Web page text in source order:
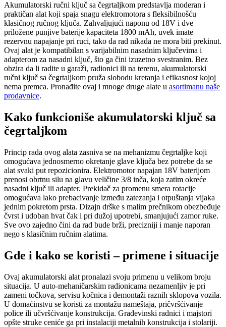
Akumulatorski ručni ključ sa čegrtaljkom predstavlja moderan i
praktičan alat koji spaja snagu elektromotora s fleksibilnošću
klasičnog ručnog ključa. Zahvaljujući naponu od 18V i dve
priložene punjive baterije kapaciteta 1800 mAh, uvek imate
rezervnu napajanje pri ruci, tako da rad nikada ne mora biti prekinut.
Ovaj alat je kompatibilan s varijabilnim nasadnim ključevima i
adapterom za nasadni ključ, što ga čini izuzetno svestranim. Bez
obzira da li radite u garaži, radionici ili na terenu, akumulatorski
ručni ključ sa čegrtaljkom pruža slobodu kretanja i efikasnost kojoj
nema premca. Pronađite ovaj i mnoge druge alate u asortimanu naše
prodavnice.
Kako funkcioniše akumulatorski ključ sa
čegrtaljkom
Princip rada ovog alata zasniva se na mehanizmu čegrtaljke koji
omogućava jednosmerno okretanje glave ključa bez potrebe da se
alat svaki put repozicionira. Elektromotor napajan 18V baterijom
prenosi obrtnu silu na glavu veličine 3/8 inča, koja zatim okreće
nasadni ključ ili adapter. Prekidač za promenu smera rotacije
omogućava lako prebacivanje između zatezanja i otpuštanja vijaka
jednim pokretom prsta. Dizajn drške s malim prečnikom obezbeđuje
čvrst i udoban hvat čak i pri dužoj upotrebi, smanjujući zamor ruke.
Sve ovo zajedno čini da rad bude brži, precizniji i manje naporan
nego s klasičnim ručnim alatima.
Gde i kako se koristi – primene i situacije
Ovaj akumulatorski alat pronalazi svoju primenu u velikom broju
situacija. U auto-mehaničarskim radionicama nezamenljiv je pri
zameni točkova, servisu kočnica i demontaži raznih sklopova vozila.
U domaćinstvu se koristi za montažu nameštaja, pričvršćivanje
police ili učvršćivanje konstrukcija. Građevinski radnici i majstori
opšte struke ceniće ga pri instalaciji metalnih konstrukcija i stolariji.